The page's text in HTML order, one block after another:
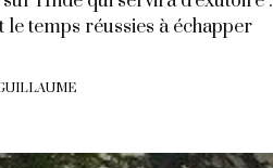
le temps réussies à échapper